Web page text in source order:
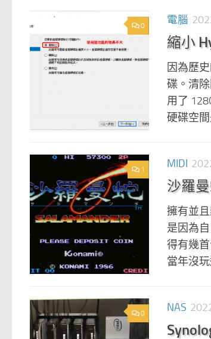
0 電腦
縮小
因為歷
碟。清
用了
硬碟空
1 MIDI
沙羅
擁有並
是因為
得有幾
當年沒
0 NAS